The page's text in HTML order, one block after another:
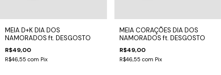
MEIA D+K DIA DOS
NAMORADOS ft. DESGOSTO
R$49,00
R$46,55 com Pix
MEIA CORAÇÕES DIA DOS
NAMORADOS ft. DESGOSTO
R$49,00
R$46,55 com Pix